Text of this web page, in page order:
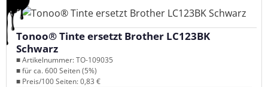
Tonoo® Tinte ersetzt Brother LC123BK
Schwarz
■ Artikelnummer: TO-109035
■ für ca. 600 Seiten (5%)
■ Preis/100 Seiten: 0,83 €